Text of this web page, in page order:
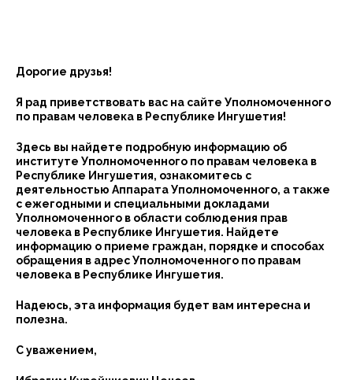
Дорогие друзья!
Я рад приветствовать вас на сайте Уполномоченного
по правам человека в Республике Ингушетия!
Здесь вы найдете подробную информацию об
институте Уполномоченного по правам человека в
Республике Ингушетия, ознакомитесь с
деятельностью Аппарата Уполномоченного, а также
с ежегодными и специальными докладами
Уполномоченного в области соблюдения прав
человека в Республике Ингушетия. Найдете
информацию о приеме граждан, порядке и способах
обращения в адрес Уполномоченного по правам
человека в Республике Ингушетия.
Надеюсь, эта информация будет вам интересна и
полезна.
С уважением,